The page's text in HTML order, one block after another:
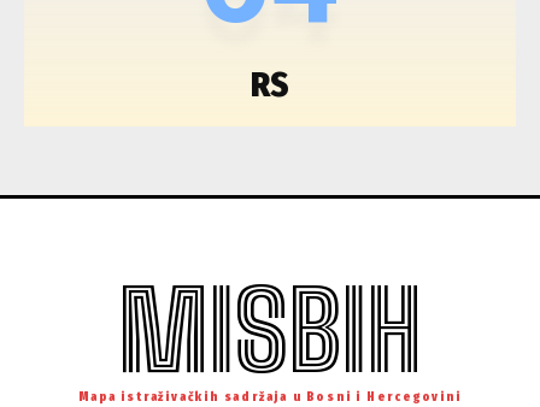
RS
MISBIH
Mapa istraživačkih sadržaja u Bosni i Hercegovini